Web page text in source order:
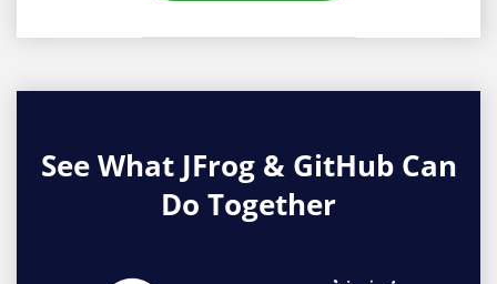
See What JFrog & GitHub Can
Do Together